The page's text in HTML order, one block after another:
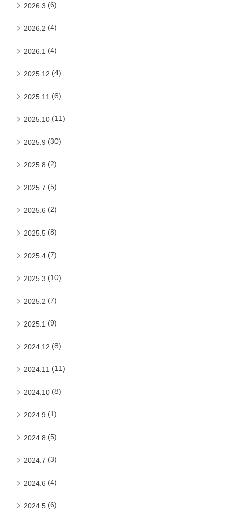
2026.3 (6)
2026.2 (4)
2026.1 (4)
2025.12 (4)
2025.11 (6)
2025.10 (11)
2025.9 (30)
2025.8 (2)
2025.7 (5)
2025.6 (2)
2025.5 (8)
2025.4 (7)
2025.3 (10)
2025.2 (7)
2025.1 (9)
2024.12 (8)
2024.11 (11)
2024.10 (8)
2024.9 (1)
2024.8 (5)
2024.7 (3)
2024.6 (4)
2024.5 (6)